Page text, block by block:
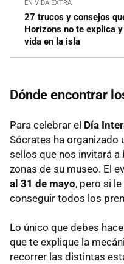
EN VIDA EXTRA
27 trucos y consejos
Horizons no te explica
vida en la isla
Dónde encontrar
Para celebrar el Día
Sócrates ha organizado
sellos que nos invitará
zonas de su museo. El
al 31 de mayo, pero si
conseguir todos los
Lo único que debes
que te explique la
recorrer las distintas